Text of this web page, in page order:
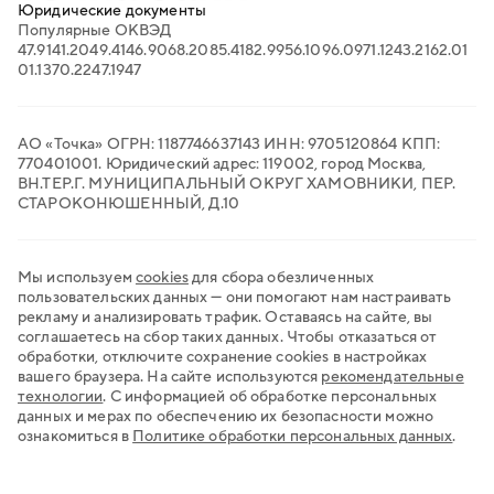
Торговый эквайринг
Электронный документооборот
Транспортный ЭДО
QR-платежи
Юридические документы
Популярные ОКВЭД
47.9141.2049.4146.9068.2085.4182.9956.1096.0971.1243.2162.01
01.1370.2247.1947
АО «Точка» ОГРН: 1187746637143 ИНН: 9705120864 КПП:
770401001. Юридический адрес: 119002, город Москва,
ВН.ТЕР.Г. МУНИЦИПАЛЬНЫЙ ОКРУГ ХАМОВНИКИ, ПЕР.
СТАРОКОНЮШЕННЫЙ, Д.10
Мы используем cookiesдля сбора обезличенных
пользовательских данных — они помогают нам настраивать
рекламу и анализировать трафик. Оставаясь на сайте, вы
соглашаетесь на сбор таких данных. Чтобы отказаться от
обработки, отключите сохранение cookies в настройках
вашего браузера. На сайте используются рекомендательные
технологии. С информацией об обработке персональных
данных и мерах по обеспечению их безопасности можно
ознакомиться в Политике обработки персональных данных.